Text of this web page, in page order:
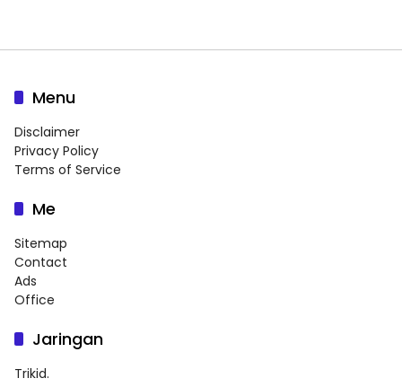
Menu
Disclaimer
Privacy Policy
Terms of Service
Me
Sitemap
Contact
Ads
Office
Jaringan
Trikid.